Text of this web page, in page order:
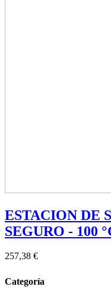
ESTACION DE
SEGURO - 100
257,38 €
Categoría